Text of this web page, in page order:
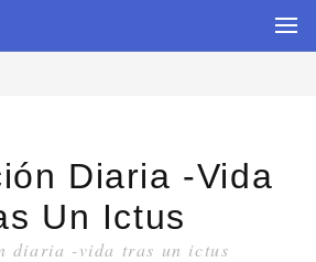
Diaria -vida
Un Ictus
diaria -vida tras un ictus